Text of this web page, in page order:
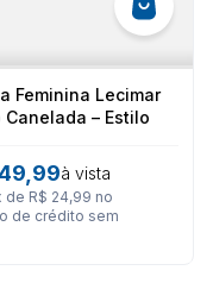
Feminina Lecimar
Canelada – Estilo
99à vista
de R$ 24,99 no
de crédito sem